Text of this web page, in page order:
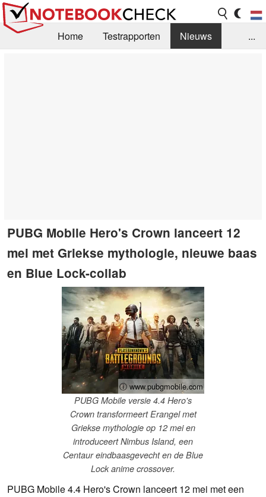
Home Testrapporten
Nieuws
...
PUBG Mobile Hero's Crown lanceert 12
mei met Griekse mythologie, nieuwe baas
en Blue Lock-collab
ⓘ www.pubgmobile.com
PUBG Mobile versie 4.4 Hero's
Crown transformeert Erangel met
Griekse mythologie op 12 mei en
introduceert Nimbus Island, een
Centaur eindbaasgevecht en de Blue
Lock anime crossover.
PUBG Mobile 4.4 Hero's Crown lanceert 12 mei met een